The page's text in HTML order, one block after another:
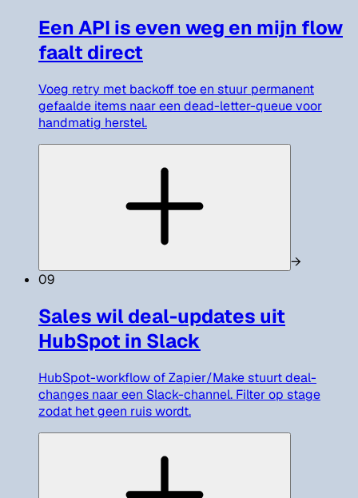
Een API is even weg en mijn flow
faalt direct
Voeg retry met backoff toe en stuur permanent
gefaalde items naar een dead-letter-queue voor
handmatig herstel.
→
09
Sales wil deal-updates uit
HubSpot in Slack
HubSpot-workflow of Zapier/Make stuurt deal-
changes naar een Slack-channel. Filter op stage
zodat het geen ruis wordt.